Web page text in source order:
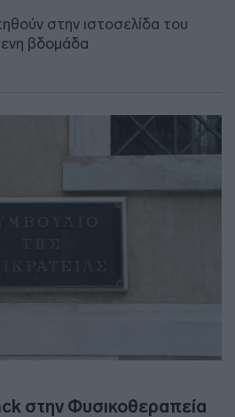
στην ιστοσελίδα του
βδομάδα
στην Φυσικοθεραπεία